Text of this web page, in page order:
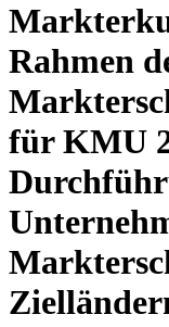
Rahmen
für KMU